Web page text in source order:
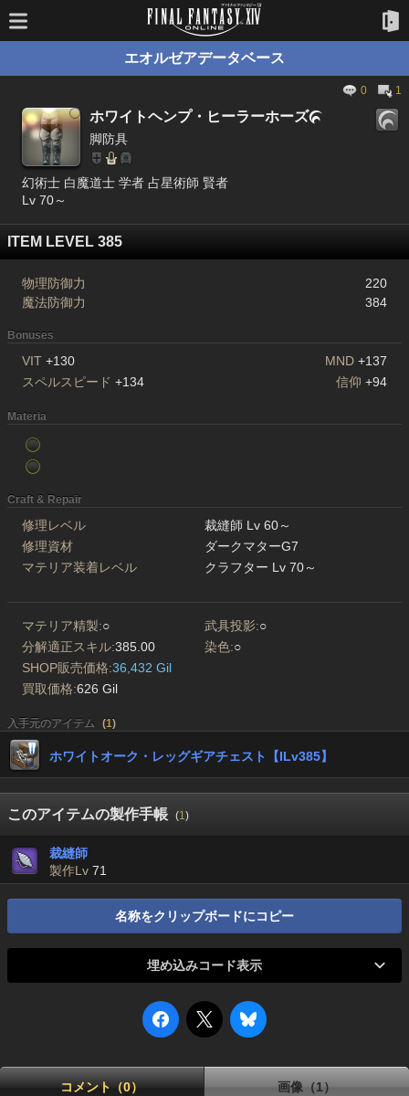
エオルゼアデータベース
0 1
ホワイトヘンプ・ヒーラーホーズ
脚防具
幻術士 白魔道士 学者 占星術師 賢者
Lv 70～
ITEM LEVEL 385
物理防御力
220
魔法防御力
384
Bonuses
VIT +130 MND +137
スペルスピード +134 信仰 +94
Materia
Craft & Repair
修理レベル
裁縫師 Lv 60～
修理資材
ダークマターG7
マテリア装着レベル
クラフター Lv 70～
マテリア精製:○ 武具投影:○
分解適正スキル:385.00 染色:○
SHOP販売価格:36,432 Gil
買取価格:626 Gil
入手元のアイテム (1)
ホワイトオーク・レッグギアチェスト【ILv385】
このアイテムの製作手帳 (1)
裁縫師
製作Lv 71
名称をクリップボードにコピー
埋め込みコード表示
コメント（0） 画像（1）